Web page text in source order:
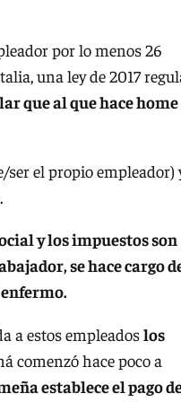
por lo menos 26
una ley de 2017
que al que hace home
el propio empleador)
y los impuestos son
se hace cargo
a estos empleadoslos
comenzó hace poco a
establece el pago